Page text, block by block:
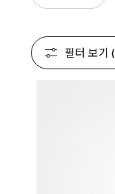
필터 보기